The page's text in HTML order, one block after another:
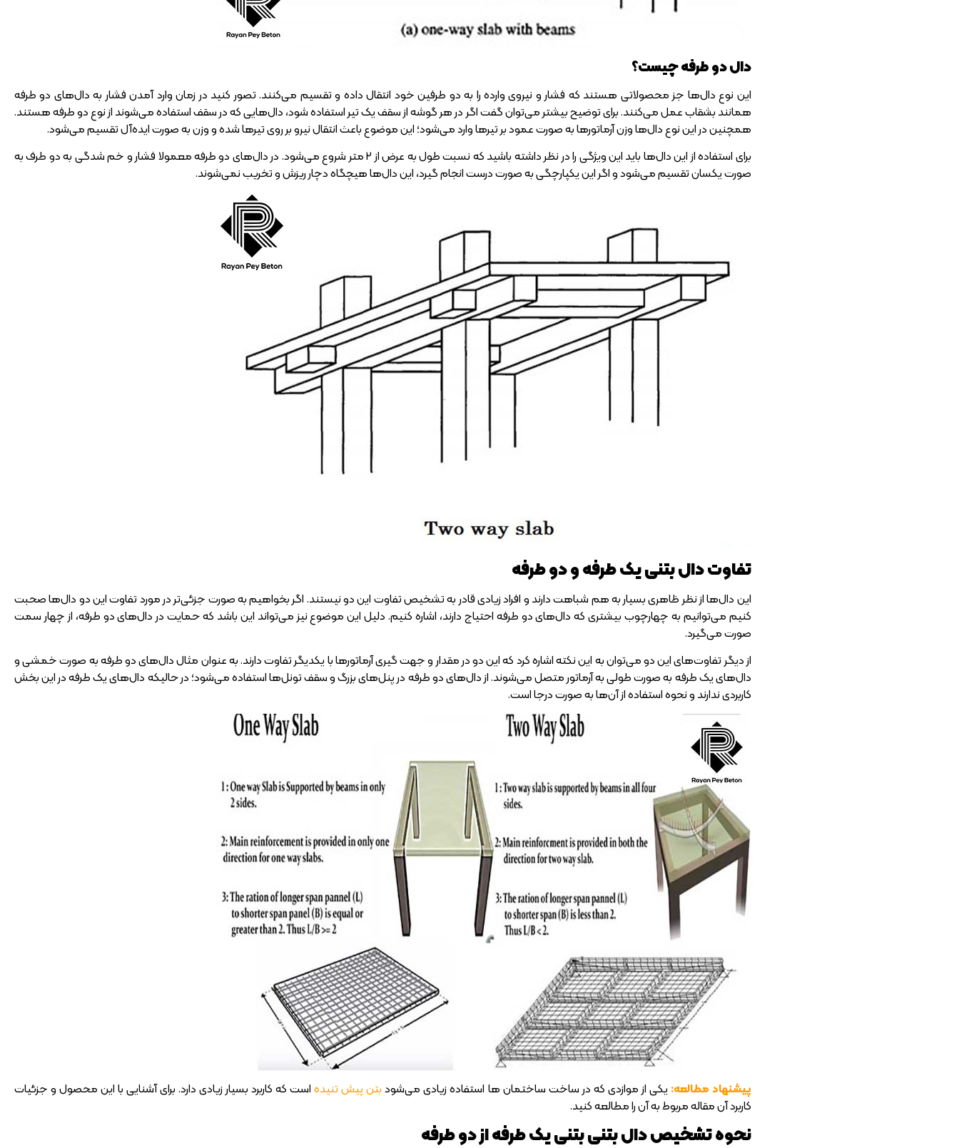
دال دو طرفه چیست؟
این نوع دال‌ها جز محصولاتی هستند که فشار و نیروی وارده را به دو طرفین خود انتقال داده و تقسیم می‌کنند. تصور کنید در زمان وارد آمدن فشار به دال‌های دو طرفه
همانند بشقاب عمل می‌کنند. برای توضیح بیشتر می‌توان گفت اگر در هر گوشه از سقف یک تیر استفاده شود، دال‌هایی که در سقف استفاده می‌شوند از نوع دو طرفه هستند.
همچنین در این نوع دال‌ها وزن آرماتورها به صورت عمود بر تیرها وارد می‌شود؛ این موضوع باعث انتقال نیرو بر روی تیرها شده و وزن به صورت ایده‌آل تقسیم می‌شود.
برای استفاده از این دال‌ها باید این ویژگی را در نظر داشته باشید که نسبت طول به عرض از 2 متر شروع می‌شود. در دال‌های دو طرفه معمولا فشار و خم شدگی به دو طرف به
صورت یکسان تقسیم می‌شود و اگر این یکپارچگی به صورت درست انجام گیرد، این دال‌ها هیچگاه دچار ریزش و تخریب نمی‌شوند.
تفاوت دال بتنی یک طرفه و دو طرفه
این دال‌ها از نظر ظاهری بسیار به هم شباهت دارند و افراد زیادی قادر به تشخیص تفاوت این دو نیستند. اگر بخواهیم به صورت جزئی‌تر در مورد تفاوت این دو دال‌ها صحبت
کنیم می‌توانیم به چهارچوب بیشتری که دال‌های دو طرفه احتیاج دارند، اشاره کنیم. دلیل این موضوع نیز می‌تواند این باشد که حمایت در دال‌های دو طرفه، از چهار سمت
صورت می‌گیرد.
از دیگر تفاوت‌های این دو می‌توان به این نکته اشاره کرد که این دو در مقدار و جهت گیری آرماتورها با یکدیگر تفاوت دارند. به عنوان مثال دال‌های دو طرفه به صورت خمشی و
دال‌های یک طرفه به صورت طولی به آرماتور متصل می‌شوند. از دال‌های دو طرفه در پنل‌های بزرگ و سقف تونل‌ها استفاده می‌شود؛ در حالیکه دال‌های یک طرفه در این بخش
کاربردی ندارند و نحوه استفاده از آن‌ها به صورت درجا است.
پیشنهاد مطالعه: یکی از موازدی که در ساخت ساختمان ها استفاده زیادی می‌شودبتن پیش تنیدهاست که کاربرد بسیار زیادی دارد. برای آشنایی با این محصول و جزئیات
کاربرد آن مقاله مربوط به آن را مطالعه کنید.
نحوه تشخیص دال بتنی بتنی یک طرفه از دو طرفه